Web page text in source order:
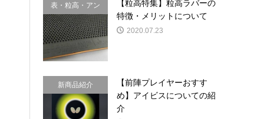
表・粒高・アン
チ
【粒高特集】粒高ラバーの
特徴・メリットについて
2020.07.23
新商品紹介
【前陣プレイヤーおすす
め】アイビスについての紹
介